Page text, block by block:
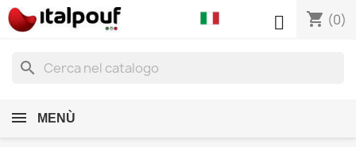
shopping_cart (0)

search
MENÙ